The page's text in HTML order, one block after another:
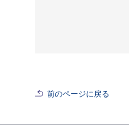
前のページに戻る